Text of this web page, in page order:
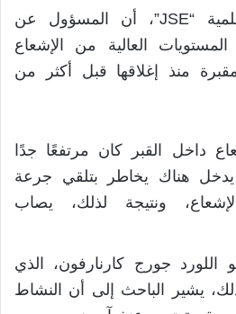
وكتب في المجلة العلمية “JSE”، أن المسؤول عن
المستويات العالية من الإشعاع
منذ إغلاقها قبل أكثر من
داخل القبر كان مرتفعًا جدًا
هناك يخاطر بتلقي جرعة
ونتيجة لذلك، يصاب
جورج كارنارفون، الذي
يشير الباحث إلى أن النشاط